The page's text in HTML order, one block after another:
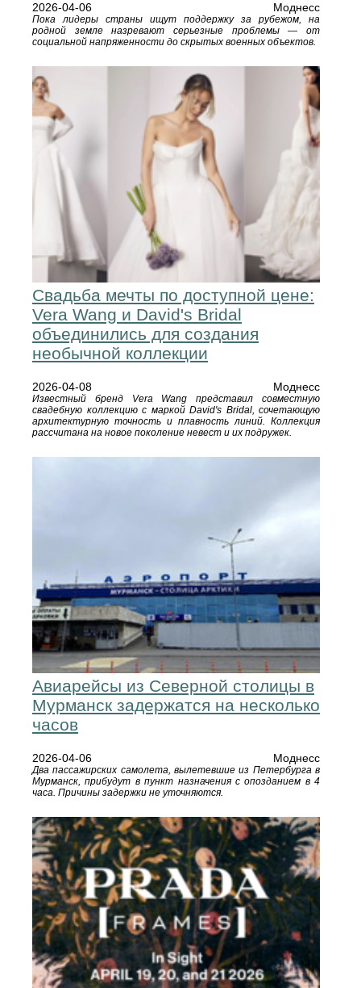
2026-04-06 Моднесс
Пока лидеры страны ищут поддержку за рубежом, на
родной земле назревают серьезные проблемы — от
социальной напряженности до скрытых военных объектов.
Свадьба мечты по доступной цене:
Vera Wang и David's Bridal
объединились для создания
необычной коллекции
2026-04-08 Моднесс
Известный бренд Vera Wang представил совместную
свадебную коллекцию с маркой David's Bridal, сочетающую
архитектурную точность и плавность линий. Коллекция
рассчитана на новое поколение невест и их подружек.
Авиарейсы из Северной столицы в
Мурманск задержатся на несколько
часов
2026-04-06 Моднесс
Два пассажирских самолета, вылетевшие из Петербурга в
Мурманск, прибудут в пункт назначения с опозданием в 4
часа. Причины задержки не уточняются.